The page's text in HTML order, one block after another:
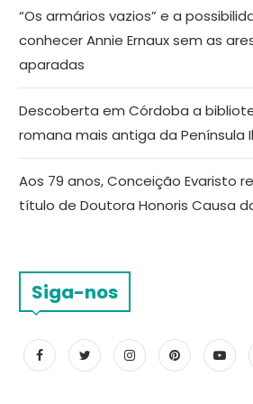
“Os armários vazios” e a
conhecer Annie Ernaux sem as
aparadas
Descoberta em Córdoba a
romana mais antiga da Península
Aos 79 anos, Conceição Evaristo
título de Doutora Honoris Causa da
Siga-nos